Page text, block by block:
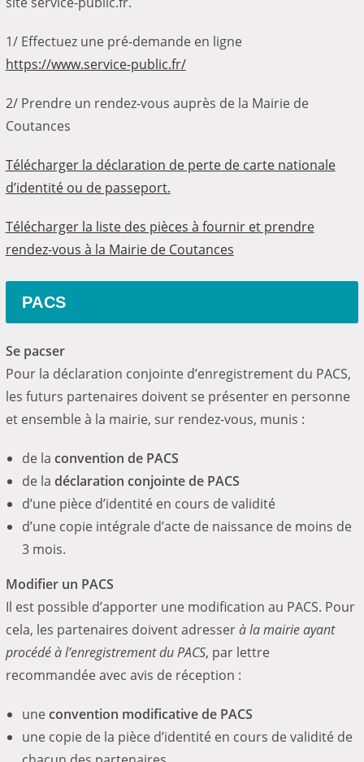
1/ Effectuez une pré-demande en ligne
https://www.service-public.fr/
2/ Prendre un rendez-vous auprès de la Mairie de
Coutances
Télécharger la déclaration de perte de carte nationale
d’identité ou de passeport.
Télécharger la liste des pièces à fournir et prendre
rendez-vous à la Mairie de Coutances
PACS
Se pacser
Pour la déclaration conjointe d’enregistrement du PACS,
les futurs partenaires doivent se présenter en personne
et ensemble à la mairie, sur rendez-vous, munis :
de la convention de PACS
de la déclaration conjointe de PACS
d’une pièce d’identité en cours de validité
d’une copie intégrale d’acte de naissance de moins de
3 mois.
Modifier un PACS
Il est possible d’apporter une modification au PACS. Pour
cela, les partenaires doivent adresserà la mairie ayant
procédé à l’enregistrement du PACS, par lettre
recommandée avec avis de réception :
une convention modificative de PACS
une copie de la pièce d’identité en cours de validité de